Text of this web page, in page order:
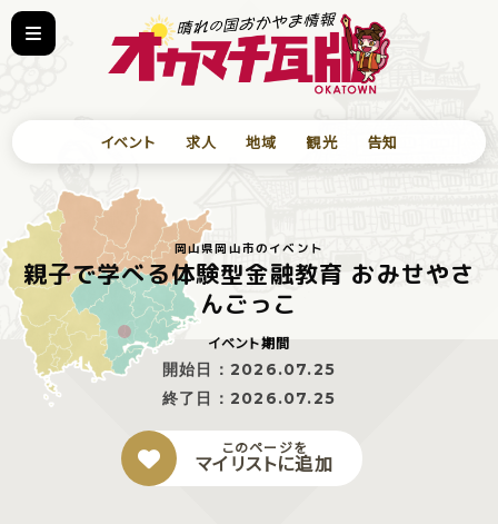
イベント 求人 地域 観光 告知
岡山県岡山市のイベント
親子で学べる体験型金融教育 おみせやさ
んごっこ
イベント期間
開始日： 2026.07.25
終了日： 2026.07.25
このページを
マイリストに追加